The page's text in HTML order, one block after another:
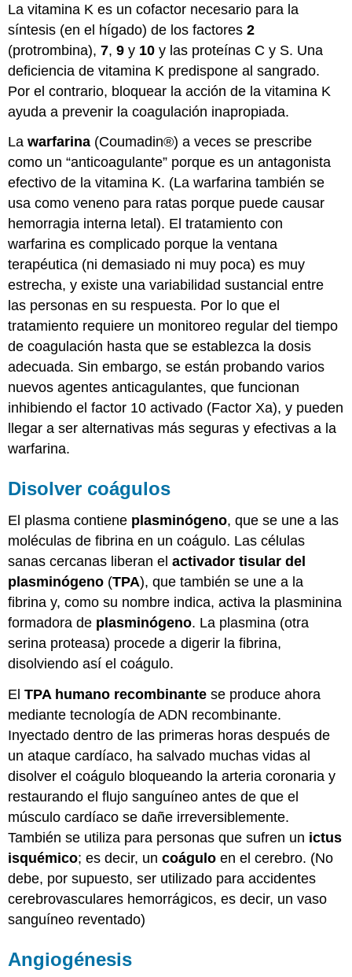
La vitamina K es un cofactor necesario para la
síntesis (en el hígado) de los factores2
(protrombina),7,9 y 10 y las proteínas C y S. Una
deficiencia de vitamina K predispone al sangrado.
Por el contrario, bloquear la acción de la vitamina K
ayuda a prevenir la coagulación inapropiada.
Lawarfarina (Coumadin®) a veces se prescribe
como un “anticoagulante” porque es un antagonista
efectivo de la vitamina K. (La warfarina también se
usa como veneno para ratas porque puede causar
hemorragia interna letal). El tratamiento con
warfarina es complicado porque la ventana
terapéutica (ni demasiado ni muy poca) es muy
estrecha, y existe una variabilidad sustancial entre
las personas en su respuesta. Por lo que el
tratamiento requiere un monitoreo regular del tiempo
de coagulación hasta que se establezca la dosis
adecuada. Sin embargo, se están probando varios
nuevos agentes anticagulantes, que funcionan
inhibiendo el factor 10 activado (Factor Xa), y pueden
llegar a ser alternativas más seguras y efectivas a la
warfarina.
Disolver coágulos
El plasma contiene plasminógeno, que se une a las
moléculas de fibrina en un coágulo. Las células
sanas cercanas liberan elactivador tisular del
plasminógeno (TPA), que también se une a la
fibrina y, como su nombre indica, activa la plasminina
formadora de plasminógeno. La plasmina (otra
serina proteasa) procede a digerir la fibrina,
disolviendo así el coágulo.
ElTPA humano recombinante se produce ahora
mediante tecnología de ADN recombinante.
Inyectado dentro de las primeras horas después de
un ataque cardíaco, ha salvado muchas vidas al
disolver el coágulo bloqueando la arteria coronaria y
restaurando el flujo sanguíneo antes de que el
músculo cardíaco se dañe irreversiblemente.
También se utiliza para personas que sufren un ictus
isquémico; es decir, uncoágulo en el cerebro. (No
debe, por supuesto, ser utilizado para accidentes
cerebrovasculares hemorrágicos, es decir, un vaso
sanguíneo reventado)
Angiogénesis